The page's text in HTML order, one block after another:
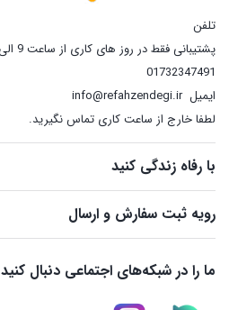
تلفن
پشتیبانی فقط در روز های کاری از ساعت 9 الی 13 و 17 الی 20، 09022442002
01732347491
ایمیلinfo@refahzendegi.ir
لطفا خارج از ساعت کاری تماس نگیرید.
با رفاه زندگی کنید
رویه ثبت سفارش و ارسال
ما را در شبکه‌های اجتماعی دنبال کنید